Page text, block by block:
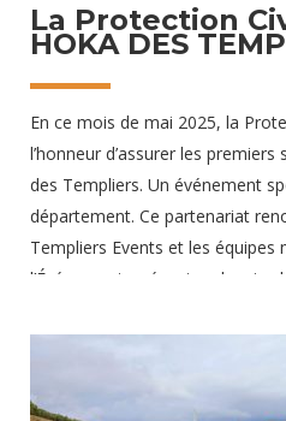
La Protection
HOKA DES
En ce mois de mai 2025, la
l’honneur d’assurer les
des Templiers. Un événement
département. Ce partenariat
Templiers Events et les
l’Événement, présentes depuis
faire. Un dispositif exceptionnel
mobilisé 27 secouristes pour